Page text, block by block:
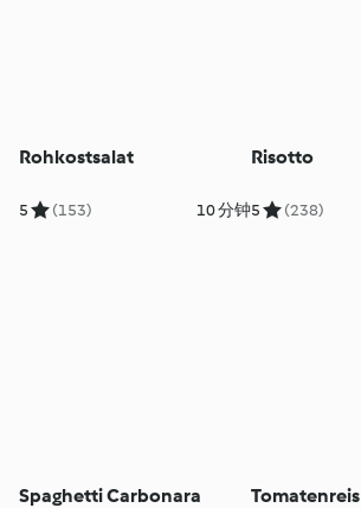
Rohkostsalat
5 (153) 10 分钟
Risotto
5 (238)
Spaghetti Carbonara Tomatenreis